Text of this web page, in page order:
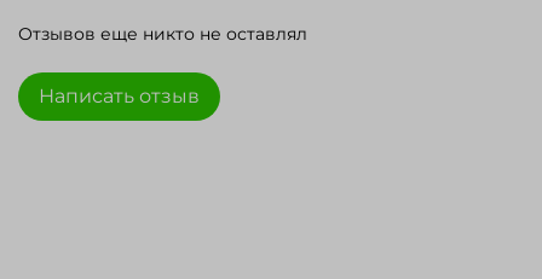
Отзывов еще никто не оставлял
Написать отзыв